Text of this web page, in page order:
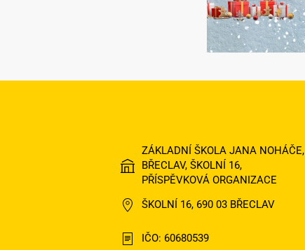
ZÁKLADNÍ ŠKOLA JANA NOHÁČE,
BŘECLAV, ŠKOLNÍ 16,
PŘÍSPĚVKOVÁ ORGANIZACE
ŠKOLNÍ 16, 690 03 BŘECLAV
IČO: 60680539